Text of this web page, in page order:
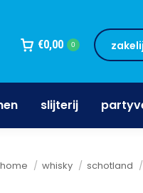
€0,00 0
slijterij
Je bent hier:
home whisky schotland